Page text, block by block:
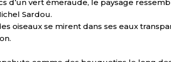
d’un vert émeraude, le paysage
Sardou.
oiseaux se mirent dans ses eaux